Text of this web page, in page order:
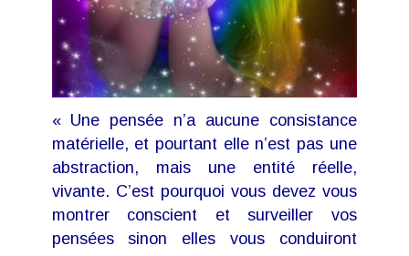
« Une pensée n’a aucune consistance
matérielle, et pourtant elle n’est pas une
abstraction, mais une entité réelle,
vivante. C’est pourquoi vous devez vous
montrer conscient et surveiller vos
pensées sinon elles vous conduiront